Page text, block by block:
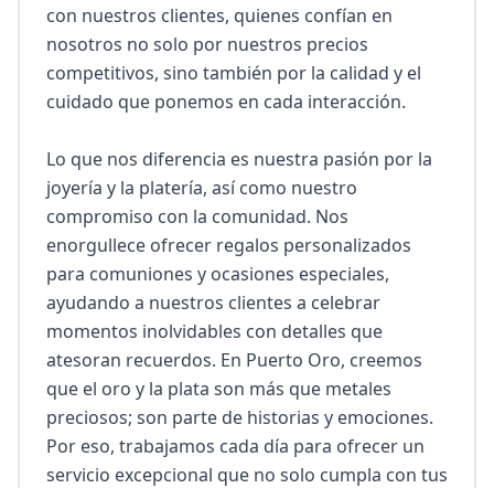
con nuestros clientes, quienes confían en
nosotros no solo por nuestros precios
competitivos, sino también por la calidad y el
cuidado que ponemos en cada interacción.
Lo que nos diferencia es nuestra pasión por la
joyería y la platería, así como nuestro
compromiso con la comunidad. Nos
enorgullece ofrecer regalos personalizados
para comuniones y ocasiones especiales,
ayudando a nuestros clientes a celebrar
momentos inolvidables con detalles que
atesoran recuerdos. En Puerto Oro, creemos
que el oro y la plata son más que metales
preciosos; son parte de historias y emociones.
Por eso, trabajamos cada día para ofrecer un
servicio excepcional que no solo cumpla con tus